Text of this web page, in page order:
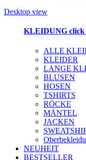
Desktop view
KLEIDUNG click
ALLE
KLEIDER
LANGE
BLUSEN
HOSEN
TSHIRTS
RÖCKE
MÄNTEL
JACKEN
NEUHEIT
BESTSELLER